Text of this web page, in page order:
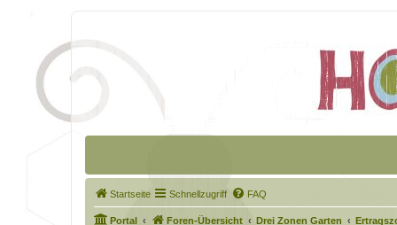
Startseite Schnellzugriff FAQ
Portal Foren-Übersicht Drei Zonen Garten